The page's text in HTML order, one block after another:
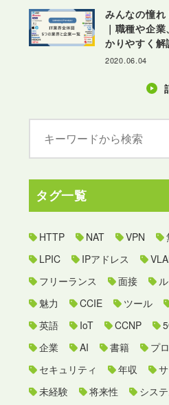
みんなの憧
｜職種や企
かりやすく解
2020.06.04
タグ一覧
HTTP NAT VPN
LPIC
IPアドレス
フリーランス
面接
魅力
CCIE ツール
英語
IoT CCNP
企業
AI 書籍
プ
セキュリティ
年収
未経験
将来性
シス